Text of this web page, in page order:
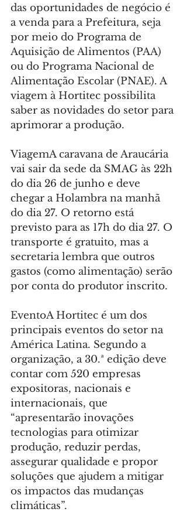
das oportunidades de negócio é
a venda para a Prefeitura, seja
por meio do Programa de
Aquisição de Alimentos (PAA)
ou do Programa Nacional de
Alimentação Escolar (PNAE). A
viagem à Hortitec possibilita
saber as novidades do setor para
aprimorar a produção.
ViagemA caravana de Araucária
vai sair da sede da SMAG às 22h
do dia 26 de junho e deve
chegar a Holambra na manhã
do dia 27. O retorno está
previsto para as 17h do dia 27. O
transporte é gratuito, mas a
secretaria lembra que outros
gastos (como alimentação) serão
por conta do produtor inscrito.
EventoA Hortitec é um dos
principais eventos do setor na
América Latina. Segundo a
organização, a 30.ª edição deve
contar com 520 empresas
expositoras, nacionais e
internacionais, que
“apresentarão inovações
tecnologias para otimizar
produção, reduzir perdas,
assegurar qualidade e propor
soluções que ajudem a mitigar
os impactos das mudanças
climáticas”.